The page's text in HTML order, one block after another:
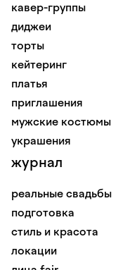
кавер-группы
диджеи
торты
кейтеринг
платья
приглашения
мужские костюмы
украшения
журнал
реальные свадьбы
подготовка
стиль и красота
локации